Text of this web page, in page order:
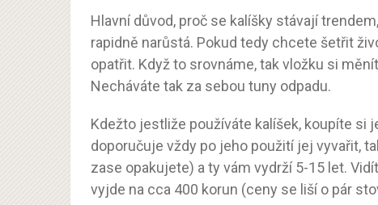
Hlavní důvod, proč se kalíšky stávají
rapidně narůstá. Pokud tedy chcete šetřit
opatřit. Když to srovnáme, tak vložku si
Necháváte tak za sebou tuny odpadu.
Kdežto jestliže používáte kalíšek, koupíte si
doporučuje vždy po jeho použití jej vyvařit,
zase opakujete) a ty vám vydrží 5-15 let.
vyjde na cca 400 korun (ceny se liší o pár